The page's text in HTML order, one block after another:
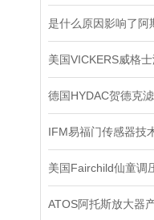
IFM易福门传感器技
ATOS阿托斯放大器